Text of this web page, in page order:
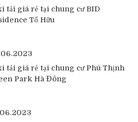
tải giá rẻ tại chung cư BID
Tố Hữu
tải giá rẻ tại chung cư Phú Thịnh
Park Hà Đông